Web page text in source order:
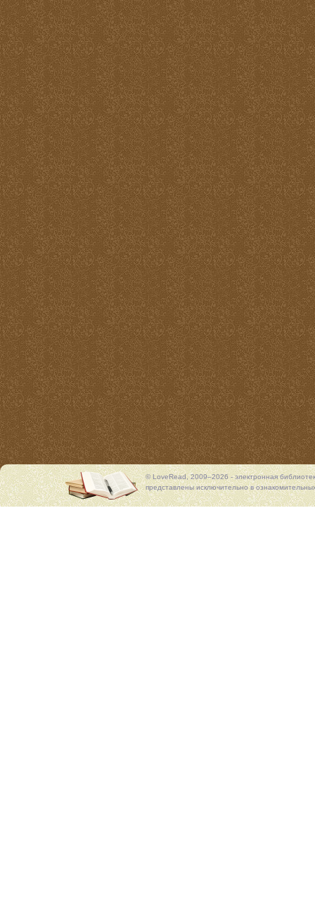
© LoveRead, 2009–2026 - электронная
представлены исключительно в